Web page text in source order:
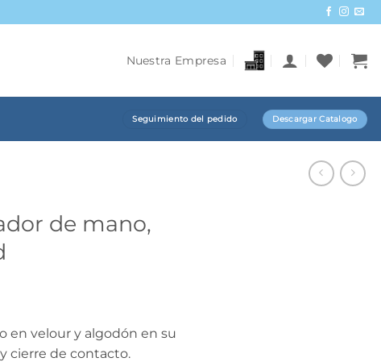
Nuestra Empresa
Seguimiento del pedido Descargar Catalogo
de mano,
en velour y algodón en su
cierre de contacto.